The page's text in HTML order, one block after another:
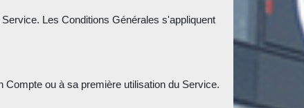
Les Conditions Générales s'appliquent
ou à sa première utilisation du Service.